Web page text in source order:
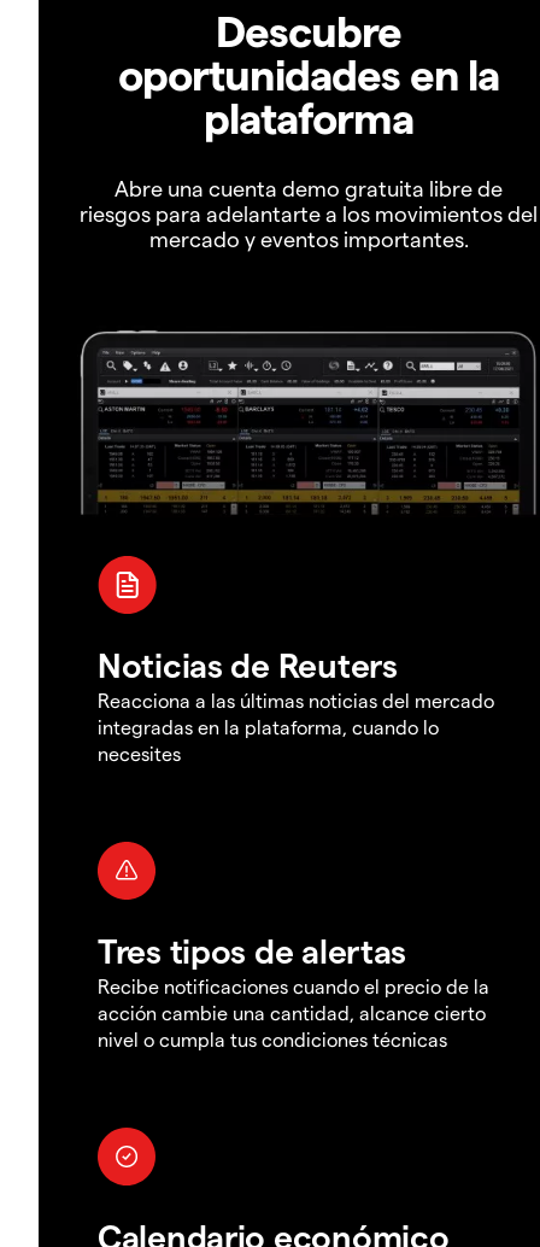
Descubre
oportunidades en la
plataforma
Abre una cuenta demo gratuita libre de
riesgos para adelantarte a los movimientos del
mercado y eventos importantes.
Noticias de Reuters
Reacciona a las últimas noticias del mercado
integradas en la plataforma, cuando lo
necesites
Tres tipos de alertas
Recibe notificaciones cuando el precio de la
acción cambie una cantidad, alcance cierto
nivel o cumpla tus condiciones técnicas
Calendario económico